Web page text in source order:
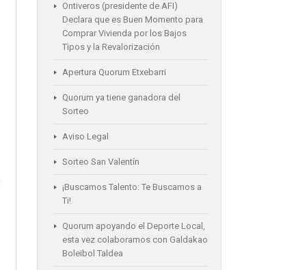
Ontiveros (presidente de AFI)
Declara que es Buen Momento para
Comprar Vivienda por los Bajos
Tipos y la Revalorización
Apertura Quorum Etxebarri
Quorum ya tiene ganadora del
Sorteo
Aviso Legal
Sorteo San Valentín
¡Buscamos Talento: Te Buscamos a
Ti!
Quorum apoyando el Deporte Local,
esta vez colaboramos con Galdakao
Boleibol Taldea